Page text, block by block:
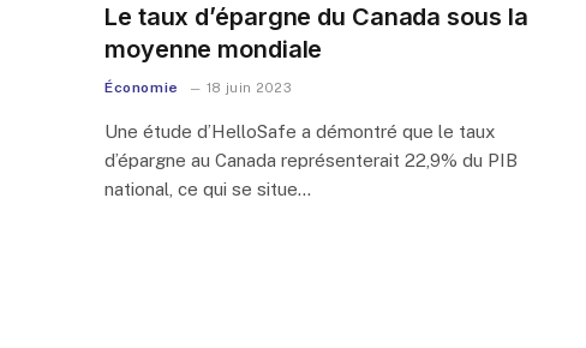
Le taux d’épargne du Canada sous la
moyenne mondiale
Économie 18 juin 2023
Une étude d’HelloSafe a démontré que le taux
d’épargne au Canada représenterait 22,9% du PIB
national, ce qui se situe…